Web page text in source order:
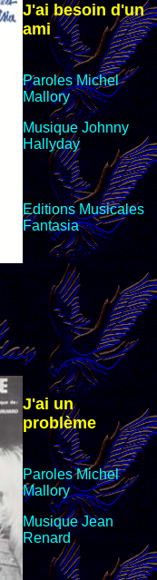
J'ai besoin d'un
ami
Paroles Michel
Mallory
Musique Johnny
Hallyday
EditionsMusicales
Fantasia
J'ai un
problème
Paroles Michel
Mallory
Musique Jean
Renard